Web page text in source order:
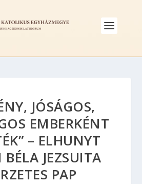
JÓSÁGOS,
EMBERKÉNT
– ELHUNYT
JEZSUITA
PAP